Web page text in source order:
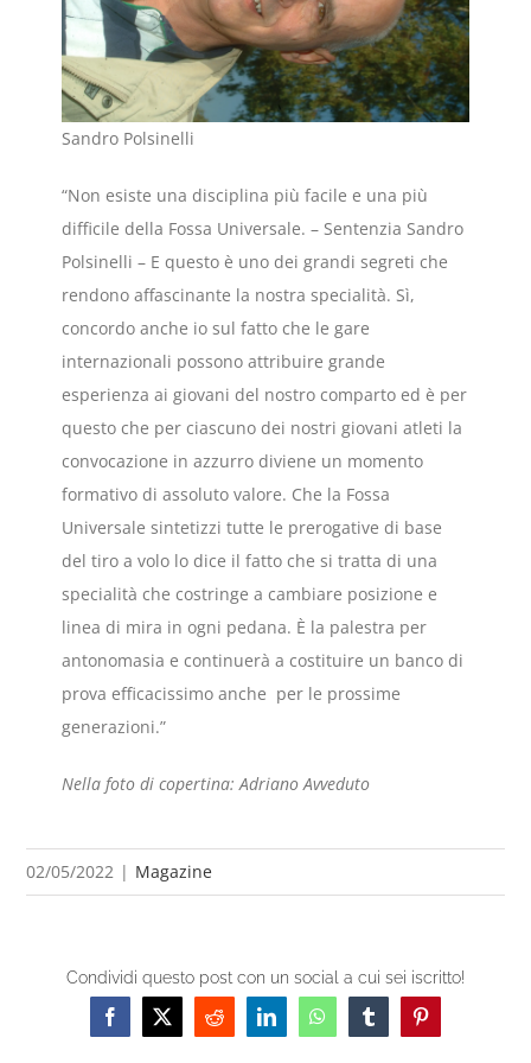
Sandro Polsinelli
“Non esiste una disciplina più facile e una più
difficile della Fossa Universale. – Sentenzia Sandro
Polsinelli – E questo è uno dei grandi segreti che
rendono affascinante la nostra specialità. Sì,
concordo anche io sul fatto che le gare
internazionali possono attribuire grande
esperienza ai giovani del nostro comparto ed è per
questo che per ciascuno dei nostri giovani atleti la
convocazione in azzurro diviene un momento
formativo di assoluto valore. Che la Fossa
Universale sintetizzi tutte le prerogative di base
del tiro a volo lo dice il fatto che si tratta di una
specialità che costringe a cambiare posizione e
linea di mira in ogni pedana. È la palestra per
antonomasia e continuerà a costituire un banco di
prova efficacissimo anche per le prossime
generazioni.”
Nella foto di copertina: Adriano Avveduto
02/05/2022 | Magazine
Condividi questo post con un social a cui sei iscritto!
Facebook
X RedditLinkedInWhatsAppTumblrPinterest